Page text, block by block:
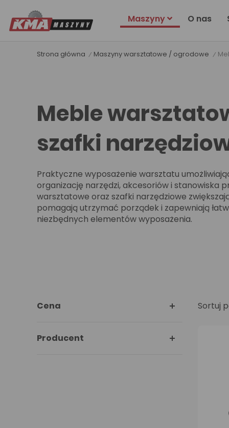
Maszyny O nas
Strona główna Maszyny warsztatowe / ogrodowe
Meble
szafki
Praktyczne wyposażenie warsztatu
organizację narzędzi, akcesoriów i stanowiska
warsztatowe oraz szafki narzędziowe
pomagają utrzymać porządek i zapewniają
niezbędnych elementów wyposażenia.
Sortuj
Cena
Producent